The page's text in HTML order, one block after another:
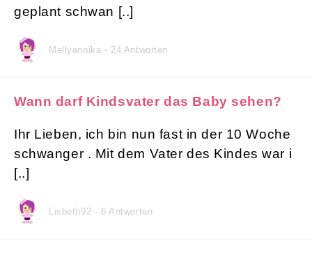
geplant schwan [..]
Mellyannika - 24 Antworten
Wann darf Kindsvater das Baby sehen?
Ihr Lieben, ich bin nun fast in der 10 Woche
schwanger . Mit dem Vater des Kindes war i
[..]
Lisbeth92 - 6 Antworten